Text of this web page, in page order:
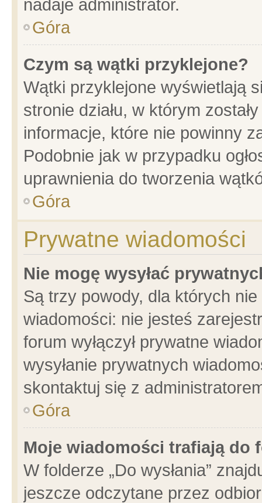
nadaje administrator.
Góra
Czym są wątki przyklejone?
Wątki przyklejone wyświetlają
stronie działu, w którym
informacje, które nie powinny
Podobnie jak w przypadku
uprawnienia do tworzenia
Góra
Prywatne wiadomości
Nie mogę wysyłać
Są trzy powody, dla których
wiadomości: nie jesteś
forum wyłączył prywatne
wysyłanie prywatnych
skontaktuj się z
Góra
Moje wiadomości trafiają do
W folderze „Do wysłania”
jeszcze odczytane przez